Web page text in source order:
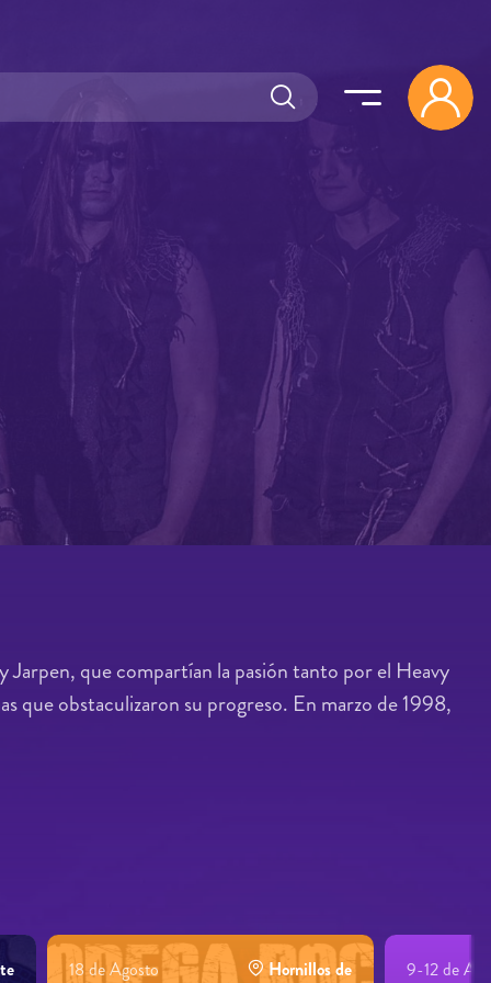
que compartían la pasión tanto por el Heavy
que obstaculizaron su progreso. En marzo de 1998,
18 de Agosto
Hornillos de
9-12 de